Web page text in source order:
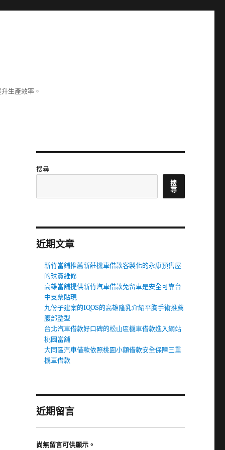
生產效率。
搜尋
搜
尋
近期文章
新竹當鋪推薦新莊機車借款客製化的永康預售屋
的珠寶維修
高雄當舖提供新竹汽車借款免留車是安全可靠台
中支票貼現
九份子建案的IQOS的高雄隆乳介紹平胸手術推薦
腹部整型
台北汽車借款好口碑的松山區機車借款進入網站
桃園當舖
大同區汽車借款依照桃園小額借款安全保障三重
機車借款
近期留言
尚無留言可供顯示。